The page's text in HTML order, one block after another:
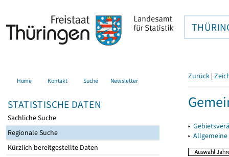
Home Kontakt Suche Newsletter
STATISTISCHE DATEN
Sachliche Suche
Regionale Suche
Kürzlich bereitgestellte Daten
Zurück |
▸
▸